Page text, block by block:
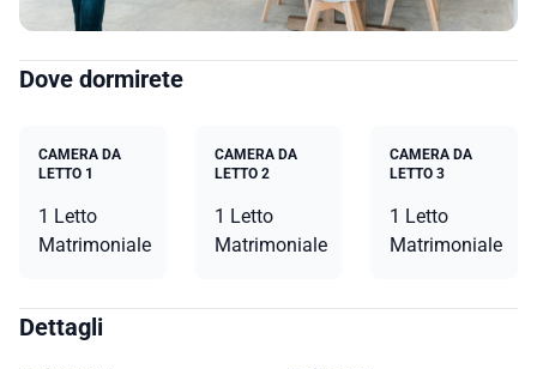
Dove dormirete
CAMERA DA
LETTO 1
1 Letto
Matrimoniale
CAMERA DA
LETTO 2
1 Letto
Matrimoniale
CAMERA DA
LETTO 3
1 Letto
Matrimoniale
Dettagli